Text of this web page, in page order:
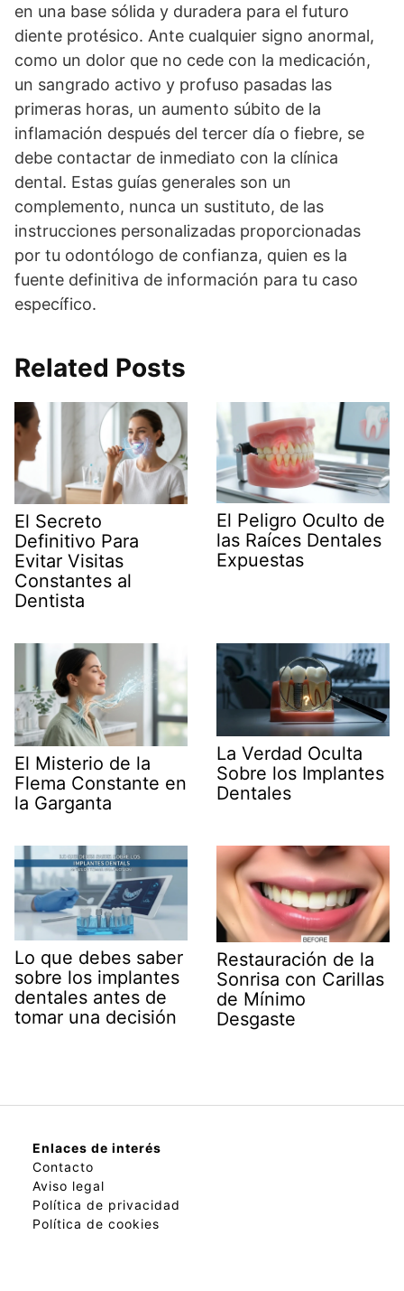
en una base sólida y duradera para el futuro
diente protésico. Ante cualquier signo anormal,
como un dolor que no cede con la medicación,
un sangrado activo y profuso pasadas las
primeras horas, un aumento súbito de la
inflamación después del tercer día o fiebre, se
debe contactar de inmediato con la clínica
dental. Estas guías generales son un
complemento, nunca un sustituto, de las
instrucciones personalizadas proporcionadas
por tu odontólogo de confianza, quien es la
fuente definitiva de información para tu caso
específico.
Related Posts
El Secreto
Definitivo Para
Evitar Visitas
Constantes al
Dentista
El Peligro Oculto de
las Raíces Dentales
Expuestas
El Misterio de la
Flema Constante en
la Garganta
La Verdad Oculta
Sobre los Implantes
Dentales
Lo que debes saber
sobre los implantes
dentales antes de
tomar una decisión
Restauración de la
Sonrisa con Carillas
de Mínimo
Desgaste
Enlaces de interés
Contacto
Aviso legal
Política de privacidad
Política de cookies